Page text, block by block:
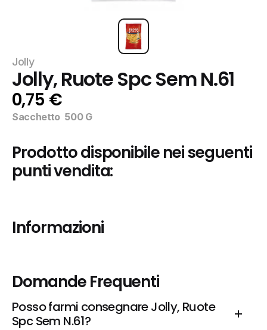
Jolly
Jolly, Ruote Spc Sem N.61
0,75 €
Sacchetto  500 G
Prodotto disponibile nei seguenti
punti vendita:
Informazioni
Domande Frequenti
Posso farmi consegnare Jolly, Ruote
Spc Sem N.61?